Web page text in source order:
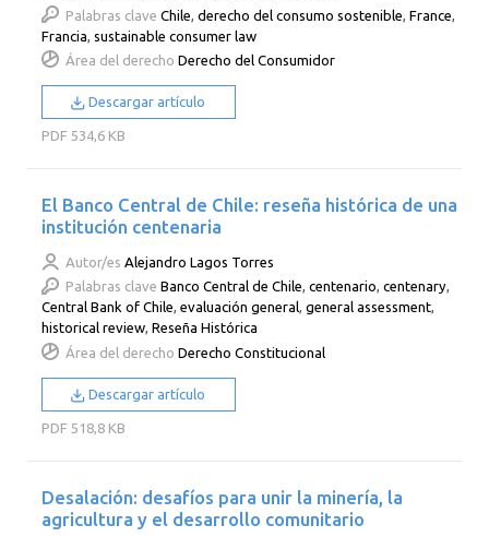
Palabras clave Chile ,derecho del consumo sostenible ,France
Francia ,sustainable consumer law
Área del derecho Derecho del Consumidor
Descargar artículo
PDF 534,6 KB
El Banco Central de Chile: reseña histórica de una
institución centenaria
Autor/es Alejandro Lagos Torres
Palabras clave Banco Central de Chile,centenario,centenary,
Central Bank of Chile,evaluación general,general assessment,
historical review,Reseña Histórica
Área del derecho Derecho Constitucional
Descargar artículo
PDF 518,8 KB
Desalación: desafíos para unir la minería, la
agricultura y el desarrollo comunitario